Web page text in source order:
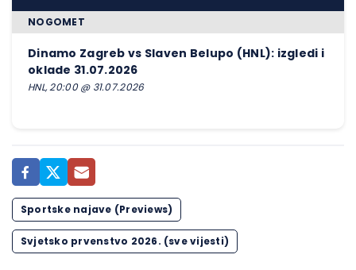
NOGOMET
Dinamo Zagreb vs Slaven Belupo (HNL): izgledi i
oklade 31.07.2026
HNL, 20:00 @ 31.07.2026
Sportske najave (Previews)
Svjetsko prvenstvo 2026. (sve vijesti)